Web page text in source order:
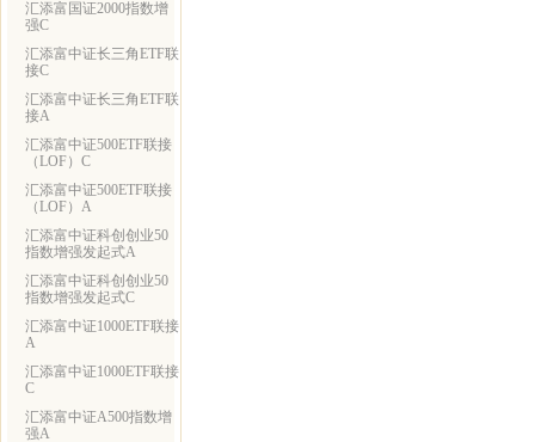
汇添富国证2000指数增
强C
汇添富中证长三角ETF联
接C
汇添富中证长三角ETF联
接A
汇添富中证500ETF联接
（LOF）C
汇添富中证500ETF联接
（LOF）A
汇添富中证科创创业50
指数增强发起式A
汇添富中证科创创业50
指数增强发起式C
汇添富中证1000ETF联接
A
汇添富中证1000ETF联接
C
汇添富中证A500指数增
强A